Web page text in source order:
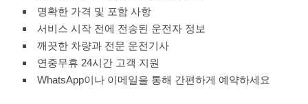
명확한 가격 및 포함 사항
서비스 시작 전에 전송된 운전자 정보
깨끗한 차량과 전문 운전기사
연중무휴 24시간 고객 지원
WhatsApp이나 이메일을 통해 간편하게 예약하세요